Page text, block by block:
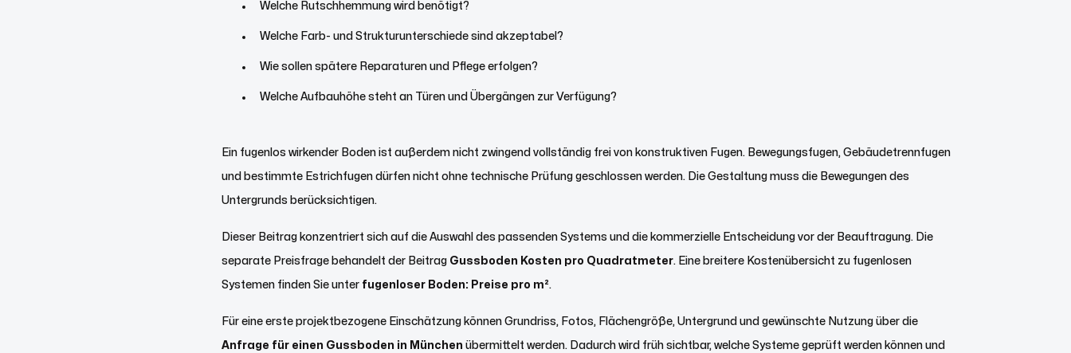
Welche Rutschhemmung wird benötigt?
Welche Farb- und Strukturunterschiede sind akzeptabel?
Wie sollen spätere Reparaturen und Pflege erfolgen?
Welche Aufbauhöhe steht an Türen und Übergängen zur Verfügung?
Ein fugenlos wirkender Boden ist außerdem nicht zwingend vollständig frei von konstruktiven Fugen. Bewegungsfugen, Gebäudetrennfugen
und bestimmte Estrichfugen dürfen nicht ohne technische Prüfung geschlossen werden. Die Gestaltung muss die Bewegungen des
Untergrunds berücksichtigen.
Dieser Beitrag konzentriert sich auf die Auswahl des passenden Systems und die kommerzielle Entscheidung vor der Beauftragung. Die
separate Preisfrage behandelt der Beitrag Gussboden Kosten pro Quadratmeter. Eine breitere Kostenübersicht zu fugenlosen
Systemen finden Sie unter fugenloser Boden: Preise pro m².
Für eine erste projektbezogene Einschätzung können Grundriss, Fotos, Flächengröße, Untergrund und gewünschte Nutzung über die
Anfrage für einen Gussboden in München übermittelt werden. Dadurch wird früh sichtbar, welche Systeme geprüft werden können und